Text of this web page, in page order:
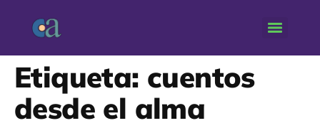
Etiqueta: cuentos
desde el alma